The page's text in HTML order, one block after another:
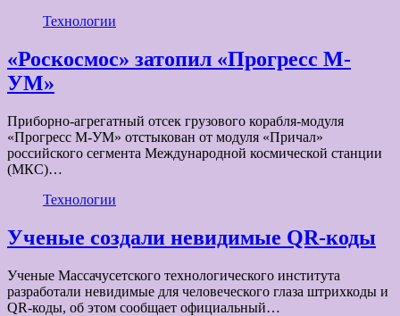
Технологии
«Роскосмос» затопил «Прогресс М-
УМ»
Приборно-агрегатный отсек грузового корабля-модуля
«Прогресс М-УМ» отстыкован от модуля «Причал»
российского сегмента Международной космической станции
(МКС)…
Технологии
Ученые создали невидимые QR-коды
Ученые Массачусетского технологического института
разработали невидимые для человеческого глаза штрихкоды и
QR-коды, об этом сообщает официальный…